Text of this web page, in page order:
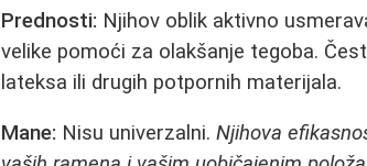
Prednosti: Njihov oblik aktivno
velike pomoći za olakšanje tegoba.
lateksa ili drugih potpornih materijala.
Mane: Nisu univerzalni.Njihova